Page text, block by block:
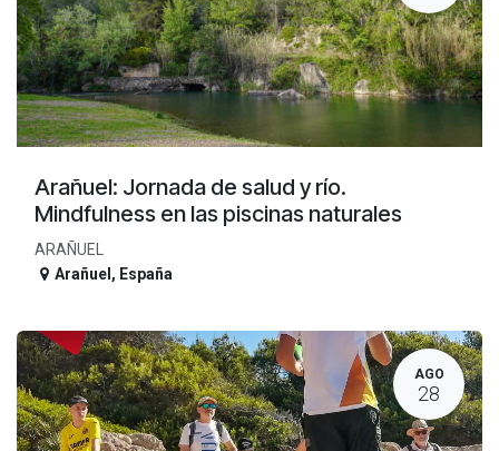
Arañuel: Jornada de salud y río.
Mindfulness en las piscinas naturales
ARAÑUEL
Arañuel , España
AGO
28